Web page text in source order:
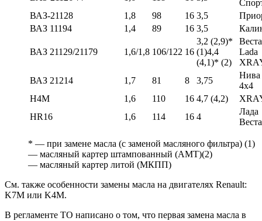
ВАЗ-21128
1,8 98 16 3,5
ВАЗ 11194
1,4 89 16 3,5
ВАЗ 21129/21179 1,6/1,8 106/122 16
3,2 (2,9)*
(1)4,4
(4,1)* (2)
Lada
ВАЗ 21214
1,7 81 8 3,75
Нива
4х4
H4М
1,6 110 16 4,7 (4,2)
HR16
1,6 114 16 4
Лада
Веста
* — при замене масла (с заменой масляного фильтра) (1)
— масляный картер штампованный (АМТ)(2)
— масляный картер литой (МКПП)
См. также особенности замены масла на двигателях Renault:
K7M или K4M.
В регламенте ТО написано о том, что первая замена масла в